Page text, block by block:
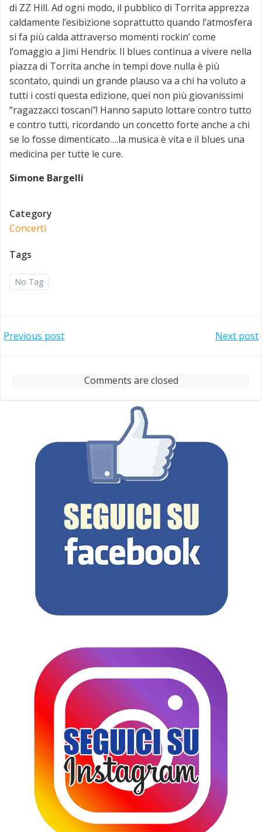
di ZZ Hill. Ad ogni modo, il pubblico di Torrita apprezza
caldamente l’esibizione soprattutto quando l’atmosfera
si fa più calda attraverso momenti rockin’ come
l’omaggio a Jimi Hendrix. Il blues continua a vivere nella
piazza di Torrita anche in tempi dove nulla è più
scontato, quindi un grande plauso va a chi ha voluto a
tutti i costi questa edizione, quei non più giovanissimi
“ragazzacci toscani”! Hanno saputo lottare contro tutto
e contro tutti, ricordando un concetto forte anche a chi
se lo fosse dimenticato….la musica è vita e il blues una
medicina per tutte le cure.
Simone Bargelli
Category
Concerti
Tags
No Tag
Post
navigation
Previous post
navigation
Next post
Comments are closed